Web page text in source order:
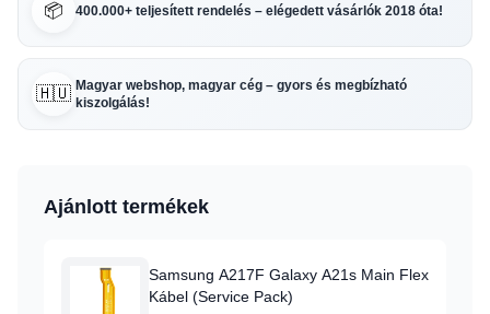
📦 400.000+ teljesített rendelés – elégedett vásárlók 2018 óta!
🇭🇺 Magyar webshop, magyar cég – gyors és megbízható
kiszolgálás!
Ajánlott termékek
Samsung A217F Galaxy A21s Main Flex
Kábel (Service Pack)